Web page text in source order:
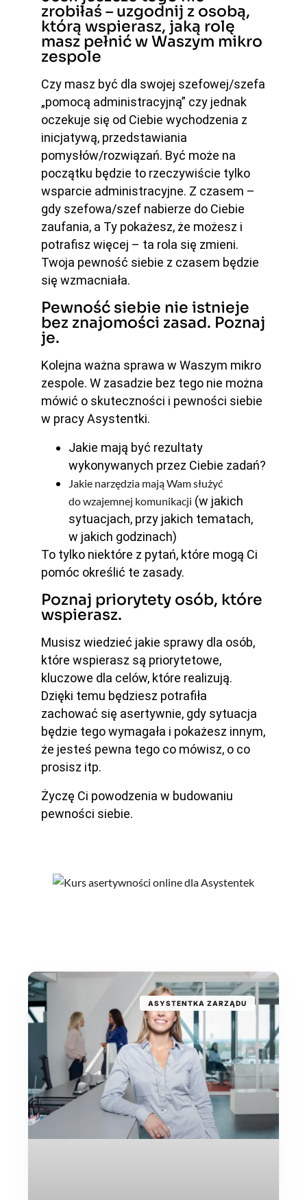
zrobiłaś – uzgodnij z osobą,
którą wspierasz, jaką rolę
masz pełnić w Waszym mikro
zespole
Czy masz być dla swojej szefowej/szefa
„pomocą administracyjną” czy jednak
oczekuje się od Ciebie wychodzenia z
inicjatywą, przedstawiania
pomysłów/rozwiązań. Być może na
początku będzie to rzeczywiście tylko
wsparcie administracyjne. Z czasem –
gdy szefowa/szef nabierze do Ciebie
zaufania, a Ty pokażesz, że możesz i
potrafisz więcej – ta rola się zmieni.
Twoja pewność siebie z czasem będzie
się wzmacniała.
Pewność siebie nie istnieje
bez znajomości zasad. Poznaj
je.
Kolejna ważna sprawa w Waszym mikro
zespole. W zasadzie bez tego nie można
mówić o skuteczności i pewności siebie
w pracy Asystentki.
Jakie mają być rezultaty
wykonywanych przez Ciebie zadań?
Jakie narzędzia mają Wam służyć
do wzajemnej komunikacji (w jakich
sytuacjach, przy jakich tematach,
w jakich godzinach)
To tylko niektóre z pytań, które mogą Ci
pomóc określić te zasady.
Poznaj priorytety osób, które
wspierasz.
Musisz wiedzieć jakie sprawy dla osób,
które wspierasz są priorytetowe,
kluczowe dla celów, które realizują.
Dzięki temu będziesz potrafiła
zachować się asertywnie, gdy sytuacja
będzie tego wymagała i pokażesz innym,
że jesteś pewna tego co mówisz, o co
prosisz itp.
Życzę Ci powodzenia w budowaniu
pewności siebie.
ASYSTENTKA ZARZĄDU